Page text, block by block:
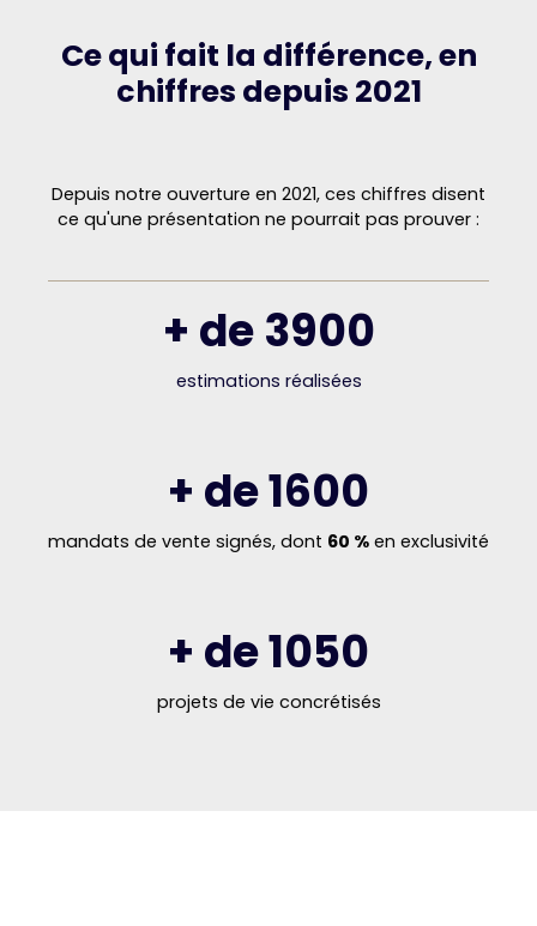
Ce qui fait la différence, en
chiffres depuis 2021
Depuis notre ouverture en 2021, ces chiffres disent
ce qu'une présentation ne pourrait pas prouver :
+ de 3900
estimations réalisées
+ de 1600
mandats de vente signés, dont 60 % en exclusivité
+ de 1050
projets de vie concrétisés